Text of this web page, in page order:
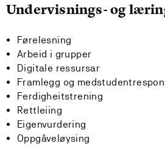
Undervisnings- og
Førelesning
Arbeid i grupper
Digitale ressursar
Framlegg og
Ferdigheitstrening
Rettleiing
Eigenvurdering
Oppgåveløysing